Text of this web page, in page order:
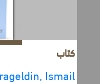
Sirageldin, Ismail